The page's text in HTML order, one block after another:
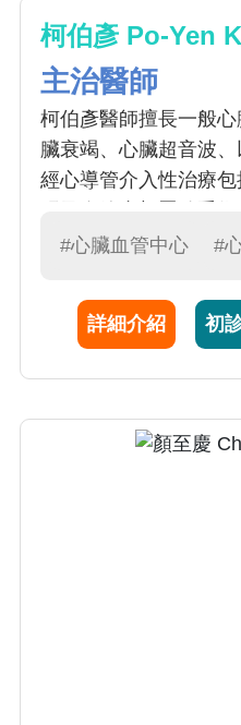
柯伯彥 Po-Yen
主治醫師
柯伯彥醫師擅長一般
臟衰竭、心臟超音波、
經心導管介入性治療
治療。心導管介入治
減輕心血管疾病患者
患者的壽命
#心臟血管中心 #
詳細介紹 初